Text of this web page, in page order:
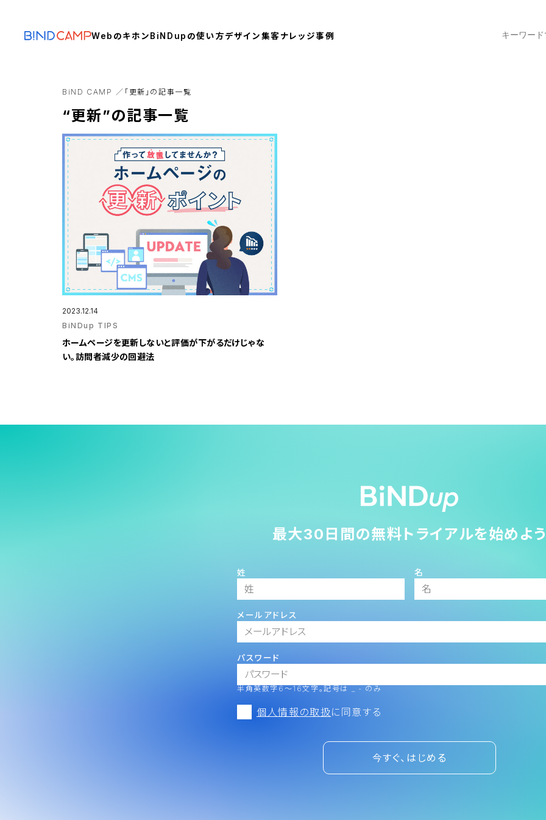
Webのキホン BiNDupの使い方デザイン集客ナレッジ事例
BiND CAMP 「更新」の記事一覧
“更新”の記事一覧
2023.12.14
BiNDup TIPS
ホームページを更新しないと評価が下がるだけじゃな
い。訪問者減少の回避法
最大30日間の無料トライアルを始めよ
姓 名
メールアドレス
パスワード
半角英数字6～16文字。記号は _ - のみ
個人情報の取扱に同意する
今すぐ、はじめる